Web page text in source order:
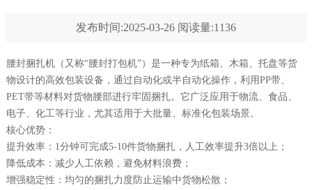
发布时间:2025-03-26 阅读量:1136
腰封捆扎机（又称“腰封打包机”）是一种专为纸箱、木箱、托盘等货
物设计的高效包装设备，通过自动化或半自动化操作，利用PP带、
PET带等材料对货物腰部进行牢固捆扎。它广泛应用于物流、食品、
电子、化工等行业，尤其适用于大批量、标准化包装场景。
核心优势：
提升效率：1分钟可完成5-10件货物捆扎，人工效率提升3倍以上；
降低成本：减少人工依赖，避免材料浪费；
增强稳定性：均匀的捆扎力度防止运输中货物松散；